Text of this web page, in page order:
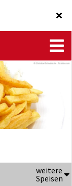
weitere
Speisen